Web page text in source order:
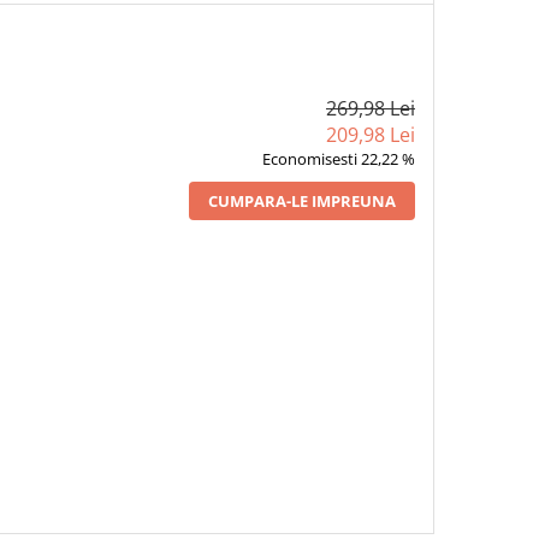
269,98 Lei
209,98 Lei
Economisesti 22,22 %
CUMPARA-LE IMPREUNA